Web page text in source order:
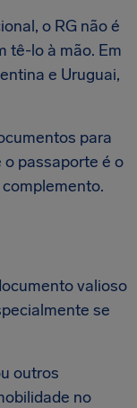
o RG não é
tê-lo à mão. Em
e Uruguai,
para
passaporte é o
valioso
se
outros
no